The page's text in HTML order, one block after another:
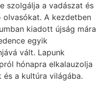
szolgálja a vadászat és
A kezdetben
kiadott újság mára
egyik
vált. Lapunk
hónapra elkalauzolja
a kultúra világába.